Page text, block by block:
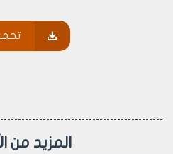
المزيد من